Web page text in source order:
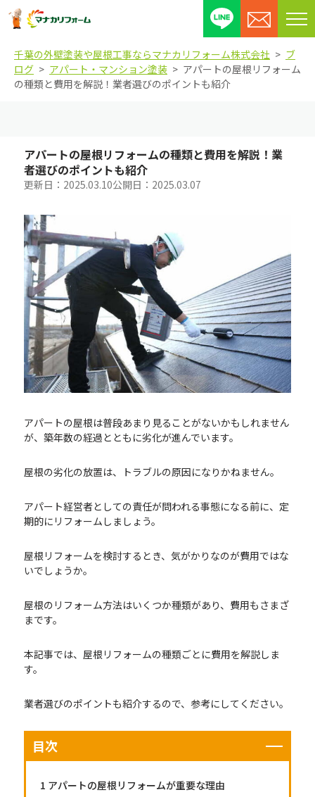
メ
ニ
ー
千葉の外壁塗装や屋根工事ならマナカリフォーム株式会社
ブ
ログ
アパート・マンション塗装
アパートの屋根リフォーム
の種類と費用を解説！業者選びのポイントも紹介
アパートの屋根リフォームの種類と費用を解説！業
者選びのポイントも紹介
更新日： 2025.03.10公開日： 2025.03.07
アパートの屋根は普段あまり見ることがないかもしれません
が、築年数の経過とともに劣化が進んでいます。
屋根の劣化の放置は、トラブルの原因になりかねません。
アパート経営者としての責任が問われる事態になる前に、定
期的にリフォームしましょう。
屋根リフォームを検討するとき、気がかりなのが費用ではな
いでしょうか。
屋根のリフォーム方法はいくつか種類があり、費用もさまざ
まです。
本記事では、屋根リフォームの種類ごとに費用を解説しま
す。
業者選びのポイントも紹介するので、参考にしてください。
目次
1 アパートの屋根リフォームが重要な理由